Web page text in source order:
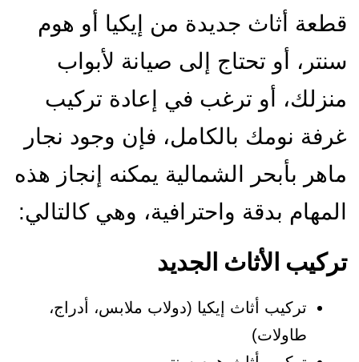
أثاث جديدة من إيكيا أو هوم
أو تحتاج إلى صيانة لأبواب
أو ترغب في إعادة تركيب
نومك بالكامل، فإن وجود نجار
بأبحر الشمالية يمكنه إنجاز هذه
بدقة واحترافية، وهي كالتالي:
الأثاث الجديد
تركيب أثاث إيكيا (دولاب ملابس، أدراج،
طاولات)